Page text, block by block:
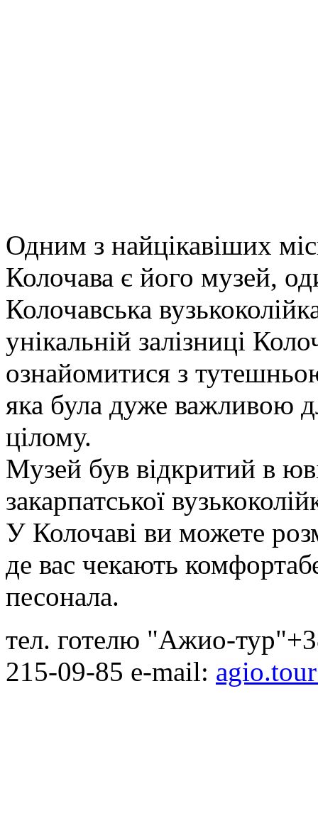
Одним з найцікавіших
Колочава є його музей,
Колочавська
унікальній залізниці
ознайомитися з
яка була дуже важливою
цілому.
Музей був відкритий в
закарпатської
У Колочаві ви можете
де вас чекають
песонала.
тел. готелю "Ажио-
215-09-85 e-mail: